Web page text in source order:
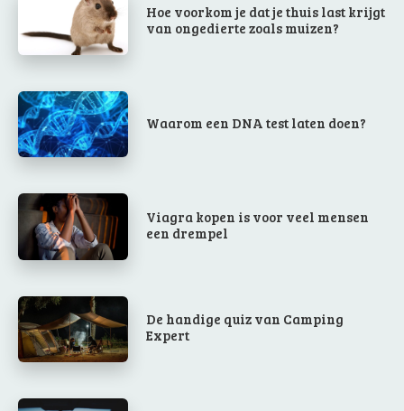
Hoe voorkom je dat je thuis last krijgt
van ongedierte zoals muizen?
Waarom een DNA test laten doen?
Viagra kopen is voor veel mensen
een drempel
De handige quiz van Camping
Expert